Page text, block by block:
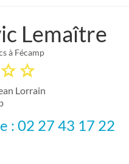
Lemaître
à Fécamp
Lorrain
: 02 27 43 17 22